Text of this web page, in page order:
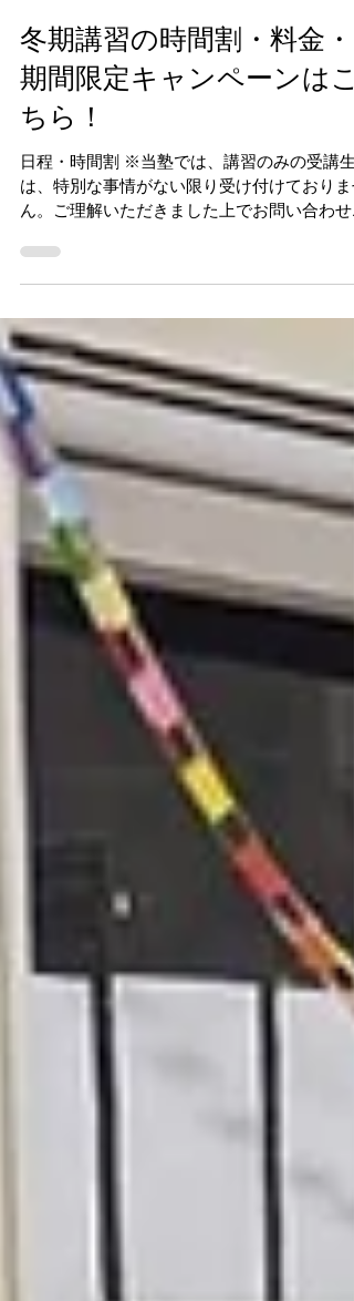
2023年11月15日
冬期講習の時間割・料金・
期間限定キャンペーンはこ
ちら！
日程・時間割 ※当塾では、講習のみの受講生
は、特別な事情がない限り受け付けておりま
30分～） ○：16時30分～18時30分（中学1,2年
生は16時～）...